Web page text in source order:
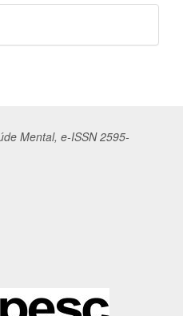
Mental, e-ISSN 2595-